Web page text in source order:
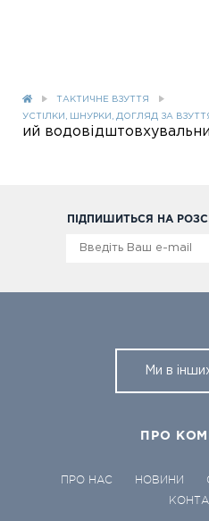
ТАКТИЧНЕ ВЗУТТЯ
УСТІЛКИ, ШНУРКИ, ДОГЛЯД ЗА
ий
ПІДПИШИТЬСЯ НА
Ми в
ПРО
ПРО НАС НОВИНИ